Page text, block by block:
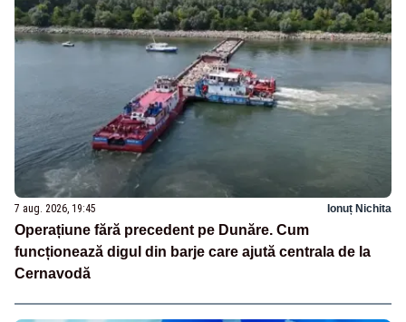
7 aug. 2026, 19:45 Ionuț Nichita
Operațiune fără precedent pe Dunăre. Cum
funcționează digul din barje care ajută centrala de la
Cernavodă